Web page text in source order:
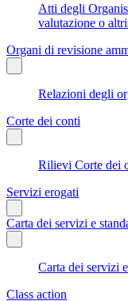
Atti degli
valutazione o
Organi di revisione
Relazioni degli
Corte dei conti
Rilievi Corte dei
Servizi erogati
Carta dei servizi e
Carta dei servizi
Class action